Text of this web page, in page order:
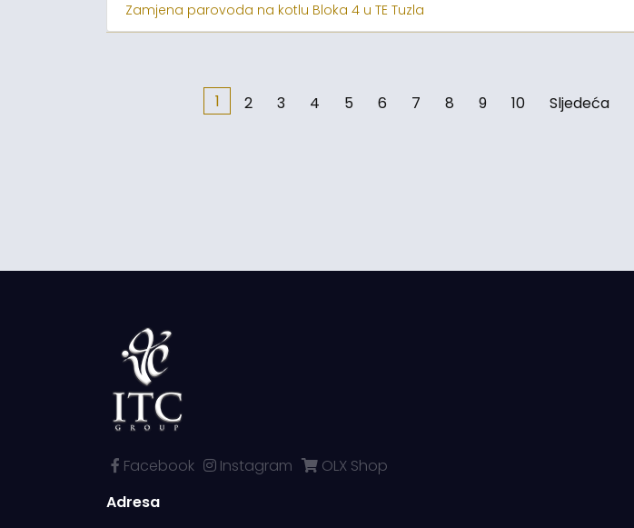
Zamjena parovoda na kotlu Bloka 4 u TE Tuzla
1 2 3 4 5 6 7 8 9 10 Sljedeća
Facebook Instagram
OLX Shop
Adresa